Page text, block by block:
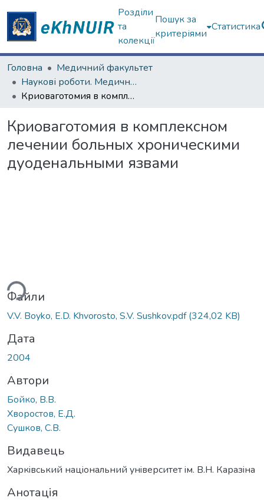
Розділи
та
колекції
Пошук за
критеріями
Статистика
Головна
Медичний факультет
Наукові роботи. Медичний факультет
Криоваготомия в комплексном лечении больных хроническими дуоденальными язвами
Криоваготомия в комплексном
лечении больных хроническими
дуоденальными язвами
Файли
V.V. Boyko, E.D. Khvorosto, S.V. Sushkov.pdf(324,02 KB)
Дата
2004
Автори
Бойко, В.В.
Хворостов, Е.Д.
Сушков, С.В.
Видавець
Харкiвський нацiональний унiверситет iм. В.Н. Каразiна
Анотація